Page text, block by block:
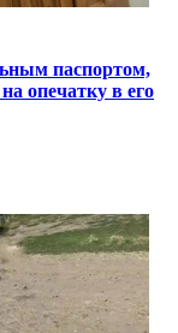
паспортом,
опечатку в его